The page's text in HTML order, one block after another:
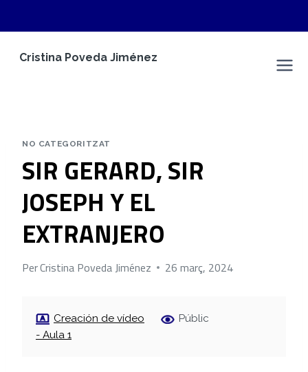
Cristina Poveda Jiménez
NO CATEGORITZAT
SIR GERARD, SIR
JOSEPH Y EL
EXTRANJERO
PerCristina Poveda Jiménez 26 març, 2024
Creación de vídeo
- Aula 1
Públic